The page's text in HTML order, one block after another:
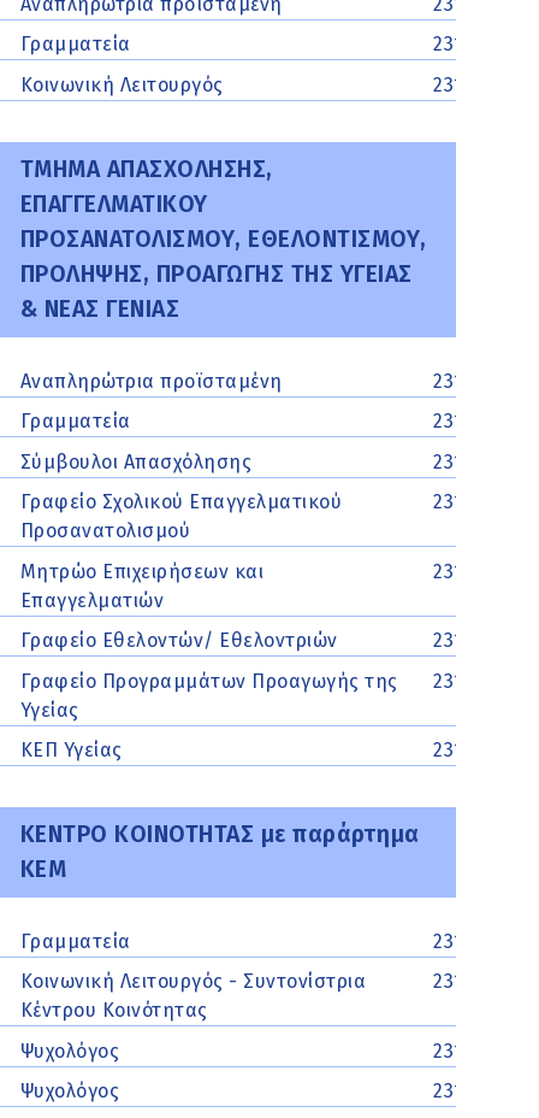
Γραμματεία
2313313151
Κοινωνική Λειτουργός
2313313153
ΤΜΗΜΑ ΑΠΑΣΧΟΛΗΣΗΣ,
ΕΠΑΓΓΕΛΜΑΤΙΚΟΥ
ΠΡΟΣΑΝΑΤΟΛΙΣΜΟΥ, ΕΘΕΛΟΝΤΙΣΜΟΥ,
ΠΡΟΛΗΨΗΣ, ΠΡΟΑΓΩΓΗΣ ΤΗΣ ΥΓΕΙΑΣ
& ΝΕΑΣ ΓΕΝΙΑΣ
Αναπληρώτρια προϊσταμένη
2313329523
Γραμματεία
2313329525
Σύμβουλοι Απασχόλησης
Γραφείο Σχολικού Επαγγελματικού
Προσανατολισμού
2313329525
Μητρώο Επιχειρήσεων και
Επαγγελματιών
2313329525
Γραφείο Εθελοντών/ Εθελοντριών
2313329534
Γραφείο Προγραμμάτων Προαγωγής της
Υγείας
2313329523
ΚΕΠ Υγείας 2313329523
ΚΕΝΤΡΟ ΚΟΙΝΟΤΗΤΑΣ με παράρτημα
ΚΕΜ
Γραμματεία
2313313151
Κοινωνική Λειτουργός - Συντονίστρια
Κέντρου Κοινότητας
2313313154
Ψυχολόγος
2313313162
Ψυχολόγος
2313313163